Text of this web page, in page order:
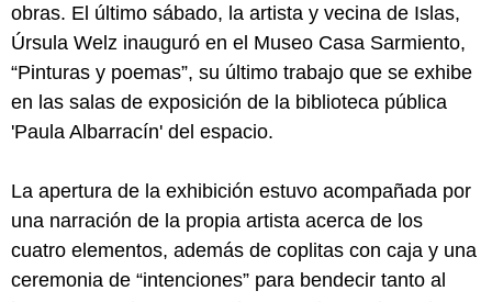
obras. El último sábado, la artista y vecina de Islas,
Úrsula Welz inauguró en el Museo Casa Sarmiento,
“Pinturas y poemas”, su último trabajo que se exhibe
en las salas de exposición de la biblioteca pública
'Paula Albarracín' del espacio.
La apertura de la exhibición estuvo acompañada por
una narración de la propia artista acerca de los
cuatro elementos, además de coplitas con caja y una
ceremonia de “intenciones” para bendecir tanto al